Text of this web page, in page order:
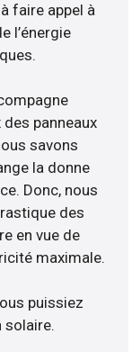
faire appel à
l’énergie
panneaux
savons
la donne
Donc, nous
des
en vue de
maximale.
puissiez
solaire.